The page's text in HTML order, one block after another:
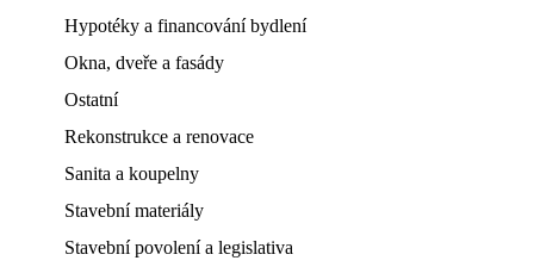
Hypotéky a financování bydlení
Okna, dveře a fasády
Ostatní
Rekonstrukce a renovace
Sanita a koupelny
Stavební materiály
Stavební povolení a legislativa